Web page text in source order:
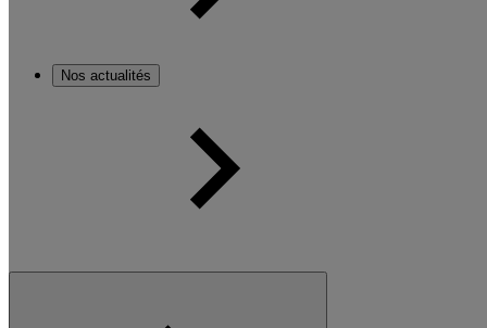
Nos actualités